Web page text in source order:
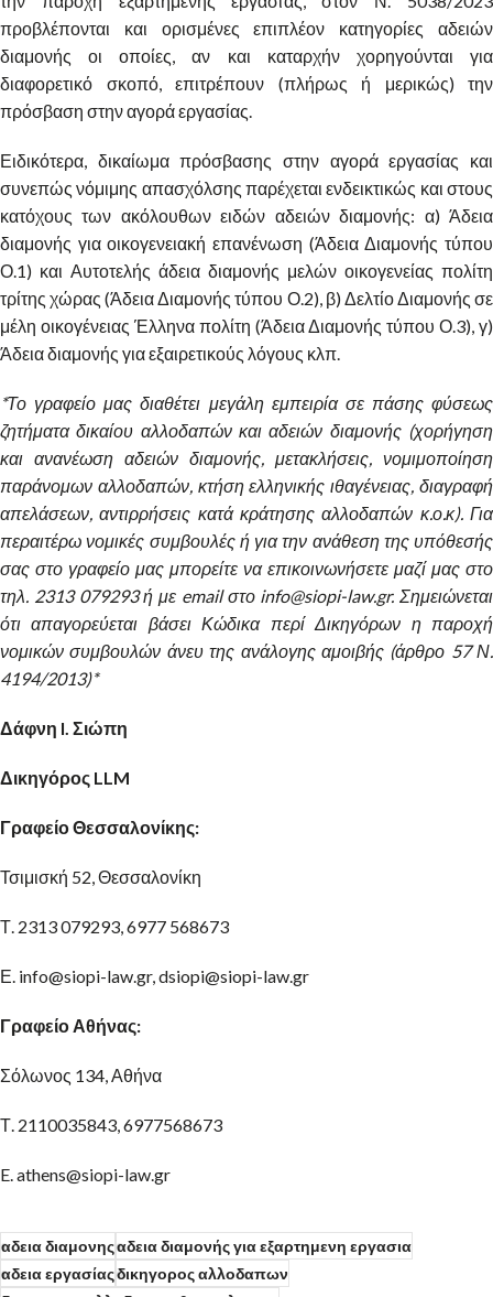
προβλέπονται και ορισμένες επιπλέον κατηγορίες αδειών
διαμονής οι οποίες, αν και καταρχήν χορηγούνται για
διαφορετικό σκοπό, επιτρέπουν (πλήρως ή μερικώς) την
πρόσβαση στην αγορά εργασίας.
Ειδικότερα, δικαίωμα πρόσβασης στην αγορά εργασίας και
συνεπώς νόμιμης απασχόλσης παρέχεται ενδεικτικώς και στους
κατόχους των ακόλουθων ειδών αδειών διαμονής: α) Άδεια
διαμονής για οικογενειακή επανένωση (Άδεια Διαμονής τύπου
Ο.1) και Αυτοτελής άδεια διαμονής μελών οικογενείας πολίτη
τρίτης χώρας (Άδεια Διαμονής τύπου Ο.2), β) Δελτίο Διαμονής σε
μέλη οικογένειας Έλληνα πολίτη (Άδεια Διαμονής τύπου Ο.3), γ)
Άδεια διαμονής για εξαιρετικούς λόγους κλπ.
*Το γραφείο μας διαθέτει μεγάλη εμπειρία σε πάσης φύσεως
ζητήματα δικαίου αλλοδαπών και αδειών διαμονής (χορήγηση
και ανανέωση αδειών διαμονής, μετακλήσεις, νομιμοποίηση
παράνομων αλλοδαπών, κτήση ελληνικής ιθαγένειας, διαγραφή
απελάσεων, αντιρρήσεις κατά κράτησης αλλοδαπών κ.ο.κ). Για
περαιτέρω νομικές συμβουλές ή για την ανάθεση της υπόθεσής
σας στο γραφείο μας μπορείτε να επικοινωνήσετε μαζί μας στο
τηλ. 2313 079293 ή με email στο info@siopi-law.gr. Σημειώνεται
ότι απαγορεύεται βάσει Κώδικα περί Δικηγόρων η παροχή
νομικών συμβουλών άνευ της ανάλογης αμοιβής (άρθρο 57 Ν.
4194/2013)*
Δάφνη I. Σιώπη
Δικηγόρος LLM
Γραφείο Θεσσαλονίκης:
Τσιμισκή 52, Θεσσαλονίκη
Τ. 2313 079293, 6977 568673
Ε. info@siopi-law.gr, dsiopi@siopi-law.gr
Γραφείο Αθήνας:
Σόλωνος 134, Αθήνα
Τ. 2110035843, 6977568673
E. athens@siopi-law.gr
αδεια διαμονηςαδεια διαμονής για εξαρτημενη εργασια
αδεια εργασίαςδικηγορος αλλοδαπων